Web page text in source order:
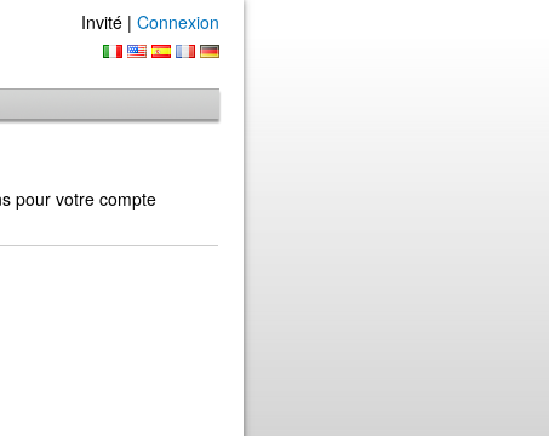
Invité | Connexion
pour votre compte